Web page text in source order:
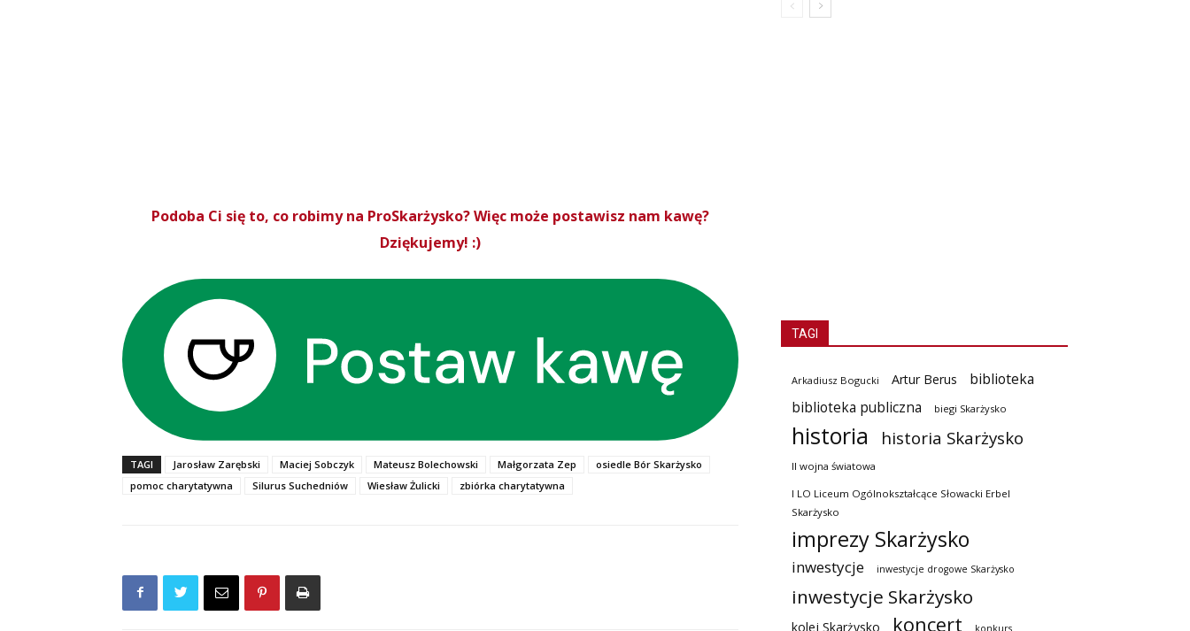
Podoba Ci się to, co robimy na ProSkarżysko? Więc może postawisz nam kawę?
Dziękujemy! :)
TAGI Jarosław Zarębski Maciej Sobczyk Mateusz Bolechowski Małgorzata Zep
osiedle Bór Skarżysko
pomoc charytatywna
Silurus Suchedniów Wiesław Żulicki zbiórka charytatywna
TAGI
Arkadiusz Bogucki Artur Berus
biblioteka
biblioteka publiczna
biegi Skarżysko
historia historia Skarżysko
II wojna światowa
I LO Liceum Ogólnokształcące Słowacki Erbel
Skarżysko
imprezy Skarżysko
inwestycje inwestycje drogowe Skarżysko
inwestycje Skarżysko
kolej Skarżysko koncert konkurs